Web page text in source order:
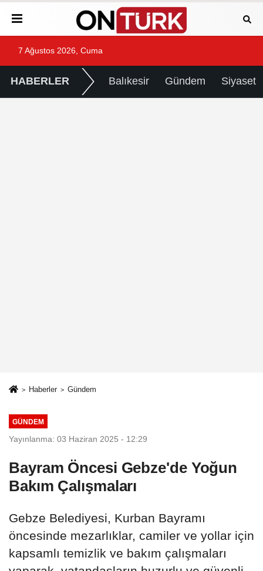
7 Ağustos 2026, Cuma
HABERLER Balıkesir Gündem Siyaset
Haberler Gündem
GÜNDEM
Yayınlanma: 03 Haziran 2025 - 12:29
Bayram Öncesi Gebze'de Yoğun
Bakım Çalışmaları
Gebze Belediyesi, Kurban Bayramı
öncesinde mezarlıklar, camiler ve yollar için
kapsamlı temizlik ve bakım çalışmaları